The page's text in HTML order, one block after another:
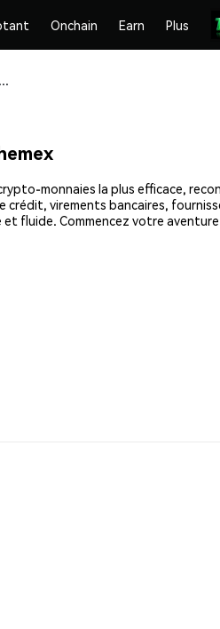
Onchain Earn Plus
Achetez et stockez Exeedme [OLD] (XED) en toute sécurité
monnaies la plus efficace,
virements bancaires,
fluide. Commencez votre